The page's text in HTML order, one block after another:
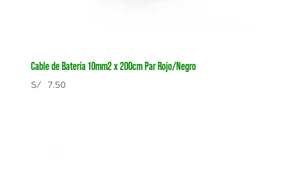
Cable de Batería 10mm2 x 200cm Par Rojo/Negro
S/7.50